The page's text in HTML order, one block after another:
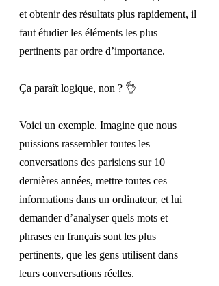
et obtenir des résultats plus rapidement, il
faut étudier les éléments les plus
pertinents par ordre d’importance.
Ça paraît logique, non ?👌
Voici un exemple. Imagine que nous
puissions rassembler toutes les
conversations des parisiens sur 10
dernières années, mettre toutes ces
informations dans un ordinateur, et lui
demander d’analyser quels mots et
phrases en français sont les plus
pertinents, que les gens utilisent dans
leurs conversations réelles.